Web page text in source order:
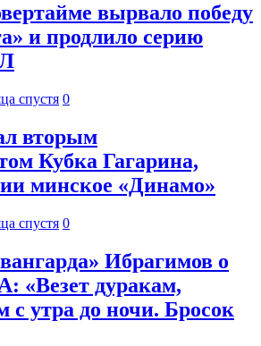
вырвало победу
и продлило серию
спустя 0
вторым
Кубка Гагарина,
минское «Динамо»
спустя 0
Ибрагимов о
«Везет дуракам,
с утра до ночи. Бросок